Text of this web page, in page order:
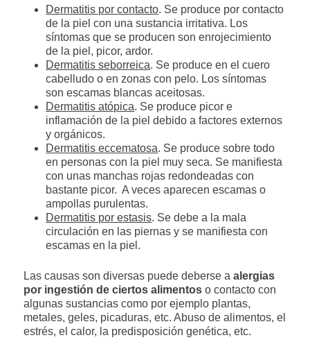
m
a
t
i
t
i
s
Dermatitis por contacto. Se produce por contacto
de la piel con una sustancia irritativa. Los
síntomas que se producen son enrojecimiento
de la piel, picor, ardor.
Dermatitis seborreica. Se produce en el cuero
cabelludo o en zonas con pelo. Los síntomas
son escamas blancas aceitosas.
Dermatitis atópica. Se produce picor e
inflamación de la piel debido a factores externos
y orgánicos.
Dermatitis eccematosa. Se produce sobre todo
en personas con la piel muy seca. Se manifiesta
con unas manchas rojas redondeadas con
bastante picor. A veces aparecen escamas o
ampollas purulentas.
Dermatitis por estasis. Se debe a la mala
circulación en las piernas y se manifiesta con
escamas en la piel.
Las causas son diversas puede deberse a alergias
por ingestión de ciertos alimentos o contacto con
algunas sustancias como por ejemplo plantas,
metales, geles, picaduras, etc. Abuso de alimentos, el
estrés, el calor, la predisposición genética, etc.